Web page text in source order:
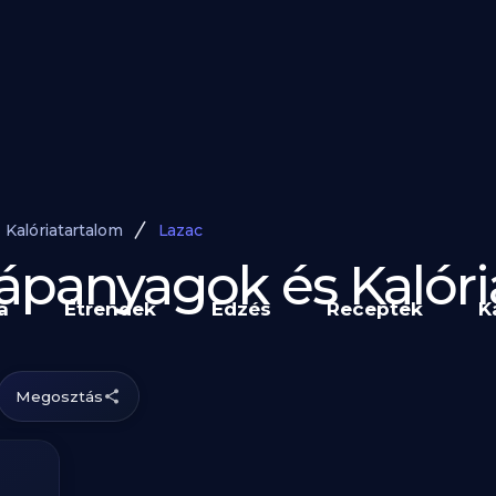
Étrendek Edzés Receptek
Kalóriatartalom Lazac
és
Megosztás